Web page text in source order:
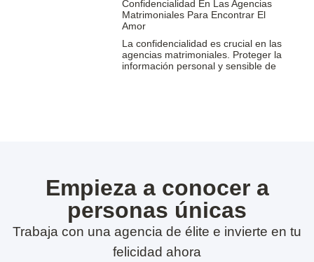
Confidencialidad En Las Agencias
Matrimoniales Para Encontrar El
Amor
La confidencialidad es crucial en las
agencias matrimoniales. Proteger la
información personal y sensible de
Empieza a conocer a
personas únicas
Trabaja con una agencia de élite e invierte en tu
felicidad ahora